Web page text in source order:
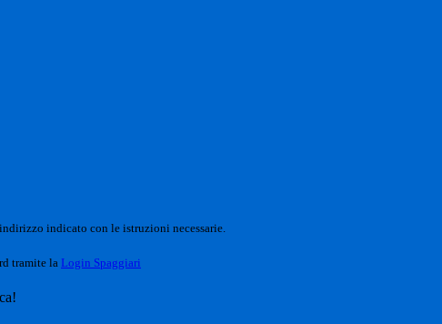
indicato con le istruzioni necessarie.
tramite la Login Spaggiari